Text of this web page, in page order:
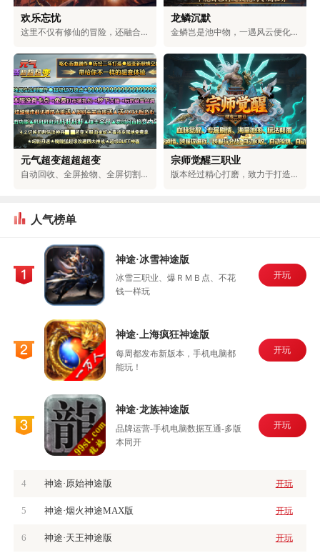
欢乐忘忧
这里不仅有修仙的冒险，还融合了浪漫的爱情、激烈的权谋和对无上大道的追求。在这里，可以和仙盟的伙伴们一起探索神秘的地方，和命中注定的道侣一起修炼。可以体验到用剑斩断天空的畅快，也能感受到和爱人相互陪伴的温暖。可以选择成为三界中最有权力的人，也可以和道侣一起自由自在地生活。你的仙侠人生，由你自己决定。
龙鳞沉默
金鳞岂是池中物，一遇风云便化龙！踏入龙族专属的世界，你将拥有龙牙的锋利，能刺穿一切罪恶；龙角的傲然，可蔑视一切敌人；龙爪的强劲，能撕破一切阻碍；龙眸的凝视，可看穿一切虚伪；龙血的燃烧，能燃尽一切黑暗；龙怒的嘶吼，可震碎一切魔障；龙鳞的威严，彰显着顺我者生、逆我者亡的绝对霸气！少年，拿起护龙之刃，守护龙之圣地，捍卫龙族荣耀，守护整片大陆！
元气超变超超超变
自动回收、全屏捡物、全屏切割、超大仓库统统免费送，无卡顿，百阶装备轻松爆，充值福利超丰厚。上百件专属神器、多元玩法，搭配独特机制与炫酷特效，无套路、无强制消费，耗时就能解锁全部内容。团队耗时二年精心打磨，大陆功能完善，邀你尽情体验。
宗师觉醒三职业
版本经过精心打磨，致力于打造物价稳定、玩法多元的生态服。游戏支持玩家自由交易，所有装备都由BOSS掉落，一切靠打，公平公正。同时，还具备自动回收、捡物、巡航等便捷功能，解放双手轻松升级。在保留经典玩法的基础上，新增了血脉觉醒、秘宝探索、装备觉醒等特色内容，兼具热血与便捷，重塑全新的冒险体验。
人气榜单
神途·冰雪神途版
冰雪三职业、爆ＲＭＢ点、不花
钱一样玩
开玩
神途·上海疯狂神途版
每周都发布新版本，手机电脑都
能玩！
开玩
神途·龙族神途版
品牌运营-手机电脑数据互通-多版
本同开
开玩
4 神途·原始神途版 开玩
5 神途·烟火神途MAX版 开玩
6 神途·天王神途版 开玩